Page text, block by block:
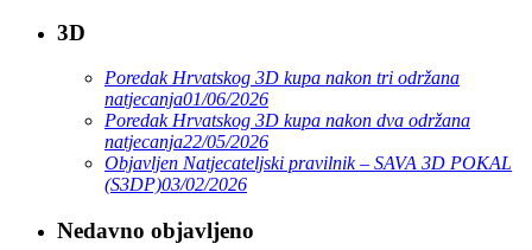
3D
Poredak Hrvatskog 3D kupa nakon tri održana
natjecanja01/06/2026
Poredak Hrvatskog 3D kupa nakon dva održana
natjecanja22/05/2026
Objavljen Natjecateljski pravilnik – SAVA 3D POKAL
(S3DP)03/02/2026
Nedavno objavljeno